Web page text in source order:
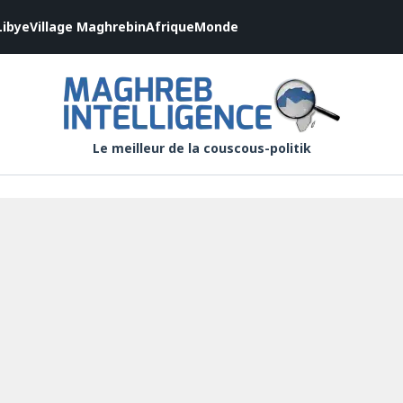
Village MaghrebinAfriqueMonde
Le meilleur de la couscous-politik